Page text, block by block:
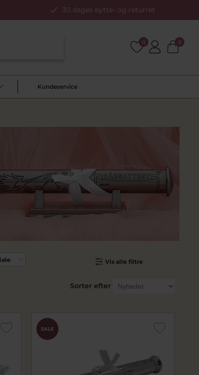
30 dages bytte- og returret
0 0
Kundeservice
Vis alle filtre
Sorter efter
PRIS
SALE